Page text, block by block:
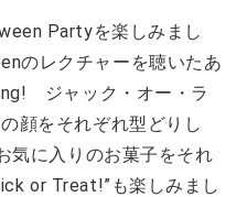
Partyを楽しみまし
のレクチャーを聴いたあ
ジャック・オー・ラ
顔をそれぞれ型どりし
気に入りのお菓子をそれ
or Treat!”も楽しみまし